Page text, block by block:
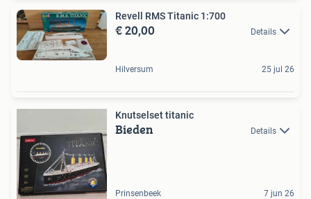
Revell RMS Titanic 1:700
€ 20,00 Details
Hilversum 25 jul 26
Knutselset titanic
Bieden Details
Prinsenbeek 7 jun 26